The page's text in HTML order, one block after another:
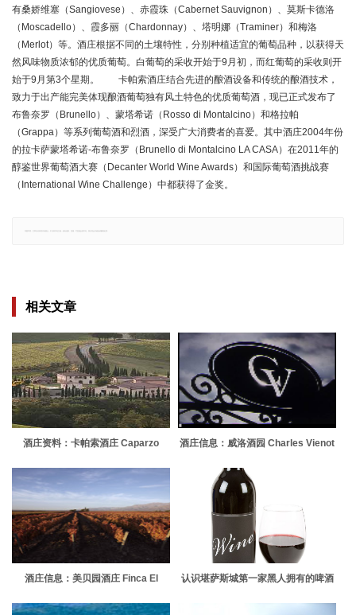
有桑娇维塞（Sangiovese）、赤霞珠（Cabernet Sauvignon）、莫斯卡德洛
（Moscadello）、霞多丽（Chardonnay）、塔明娜（Traminer）和梅洛
（Merlot）等。酒庄根据不同的土壤特性，分别种植适宜的葡萄品种，以获得天
然风味物质浓郁的优质葡萄。白葡萄的采收开始于9月初，而红葡萄的采收则开
始于9月第3个星期。 卡帕索酒庄结合先进的酿酒设备和传统的酿酒技术，
致力于出产能完美体现酿酒葡萄独有风土特色的优质葡萄酒，现已正式发布了
布鲁奈罗（Brunello）、蒙塔希诺（Rosso di Montalcino）和格拉帕
（Grappa）等系列葡萄酒和烈酒，深受广大消费者的喜爱。其中酒庄2004年份
的拉卡萨蒙塔希诺-布鲁奈罗（Brunello di Montalcino LA CASA）在2011年的
醇鉴世界葡萄酒大赛（Decanter World Wine Awards）和国际葡萄酒挑战赛
（International Wine Challenge）中都获得了金奖。
相关文章
酒庄资料：卡帕索酒庄 Caparzo 酒庄信息：威洛酒园 Charles Vienot
酒庄信息：美贝园酒庄 Finca El
认识堪萨斯城第一家黑人拥有的啤酒